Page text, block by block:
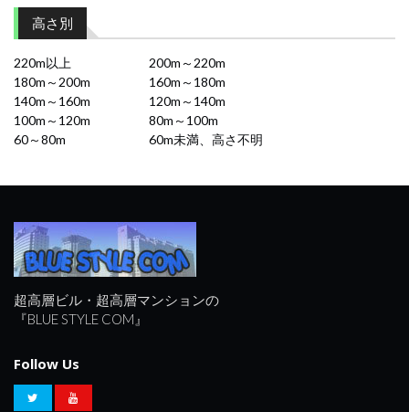
高さ別
220m以上
200m～220m
180m～200m
160m～180m
140m～160m
120m～140m
100m～120m
80m～100m
60～80m
60m未満、高さ不明
超高層ビル・超高層マンションの
『BLUE STYLE COM』
Follow Us